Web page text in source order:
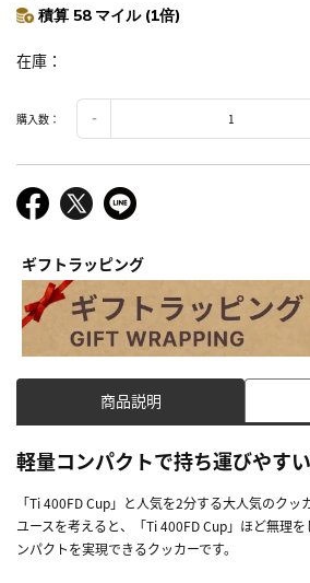
積算 58 マイル (1倍)
在庫
購入数：
ギフトラッピング
商品説明
軽量コンパクトで持ち運びやす
「Ti 400FD Cup」と人気を2分する大人気のク
ユースを考えると、「Ti 400FD Cup」ほど無理
ンパクトを実現できるクッカーです。